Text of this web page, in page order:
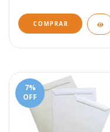
COMPRAR
7%
OFF